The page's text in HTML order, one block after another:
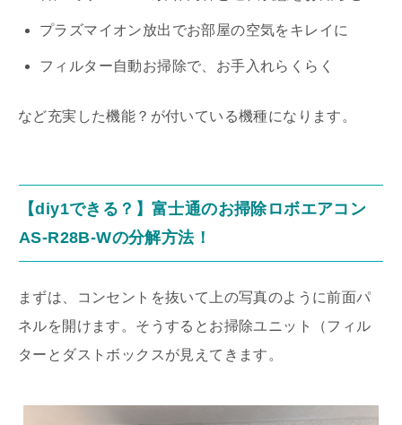
プラズマイオン放出でお部屋の空気をキレイに
フィルター自動お掃除で、お手入れらくらく
など充実した機能？が付いている機種になります。
【diy1できる？】富士通のお掃除ロボエアコン
AS-R28B-Wの分解方法！
まずは、コンセントを抜いて上の写真のように前面パ
ネルを開けます。そうするとお掃除ユニット（フィル
ターとダストボックスが見えてきます。